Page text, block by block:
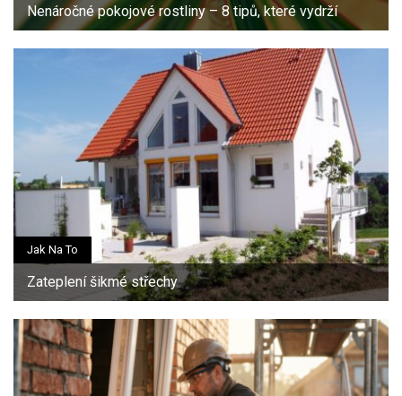
Nenáročné pokojové rostliny – 8 tipů, které vydrží
Jak Na To
Zateplení šikmé střechy